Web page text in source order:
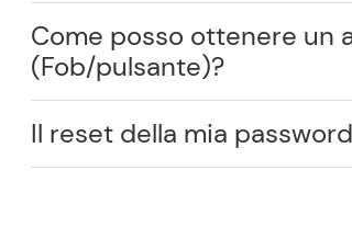
Come posso ottenere un
(Fob/pulsante)?
Il reset della mia